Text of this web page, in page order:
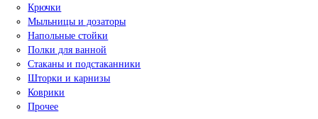
Крючки
Мыльницы и дозаторы
Напольные стойки
Полки для ванной
Стаканы и подстаканники
Шторки и карнизы
Коврики
Прочее